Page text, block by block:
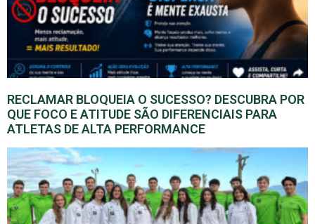
RECLAMAR BLOQUEIA O SUCESSO? DESCUBRA POR
QUE FOCO E ATITUDE SÃO DIFERENCIAIS PARA
ATLETAS DE ALTA PERFORMANCE